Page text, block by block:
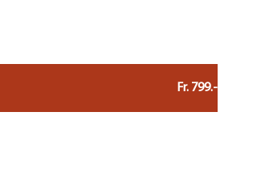
Fr. 799.-